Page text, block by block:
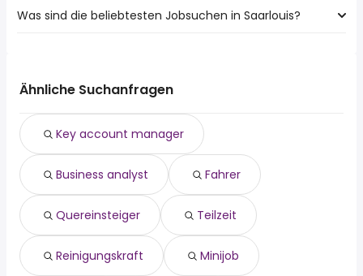
Merzig
Saarwellingen
10 Städte in der Nähe von Saarlouis mit den meisten
Lebach
Schmelz
Losheim Am See
Illingen
Beckingen
Saarwellingen
Was sind die beliebtesten Jobsuchen in Saarlouis?
quereinsteiger
minijob
aushilfe
verkäufer
ausbildung
produktionshelfer
erzieher
Ähnliche Suchanfragen
Key account manager
Business analyst Fahrer
Quereinsteiger Teilzeit
Reinigungskraft Minijob